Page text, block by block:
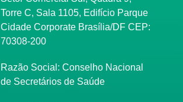
Torre C, Sala 1105, Edifício Parque
Cidade Corporate Brasília/DF CEP:
70308-200
Razão Social: Conselho Nacional
de Secretários de Saúde